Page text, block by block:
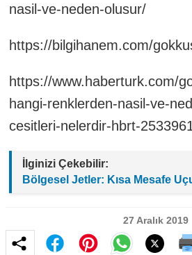
nasil-ve-neden-olusur/
https://bilgihanem.com/
https://www.haberturk.com/
hangi-renklerden-nasil-ve-
cesitleri-nelerdir-hbrt-
İlginizi Çekebilir:
Bölgesel Jetler: Kısa Mesafe
27 Aralık 2019